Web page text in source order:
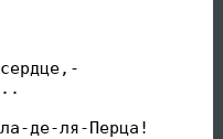
де-ля-Перца!